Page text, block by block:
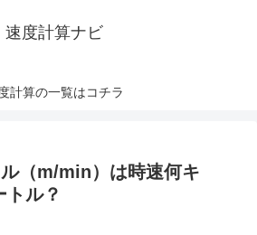
速度計算ナビ
計算の一覧はコチラ
（m/min）は時速何キ
トル？